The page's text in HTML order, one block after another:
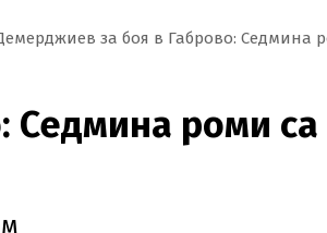
за боя в Габрово: Седмина
роми